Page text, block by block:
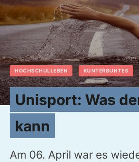
HOCHSCHULLEBEN KUNTERBUNTES
Unisport: Was
kann
Am 06. April war es